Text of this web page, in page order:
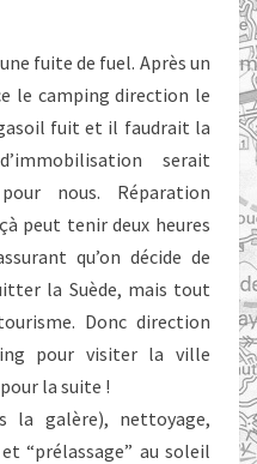
fuite de fuel. Après un
le camping direction le
fuit et il faudrait la
serait
nous. Réparation
peut tenir deux heures
qu’on décide de
la Suède, mais tout
Donc direction
pour visiter la ville
la suite !
la galère), nettoyage,
“prélassage” au soleil